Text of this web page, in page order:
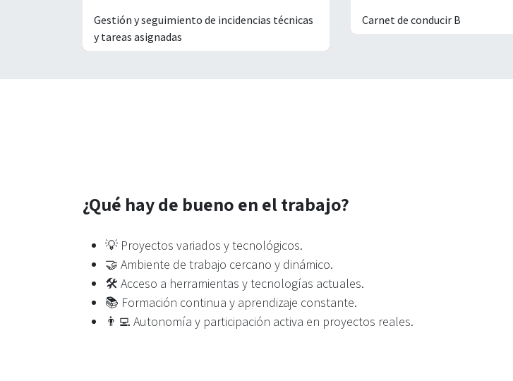
Gestión y seguimiento de incidencias técnicas
y tareas asignadas
Carnet de conducir B
¿Qué hay de bueno en el trabajo?
💡 Proyectos variados y tecnológicos.
🤝 Ambiente de trabajo cercano y dinámico.
🛠️ Acceso a herramientas y tecnologías actuales.
📚 Formación continua y aprendizaje constante.
👨‍💻 Autonomía y participación activa en proyectos reales.